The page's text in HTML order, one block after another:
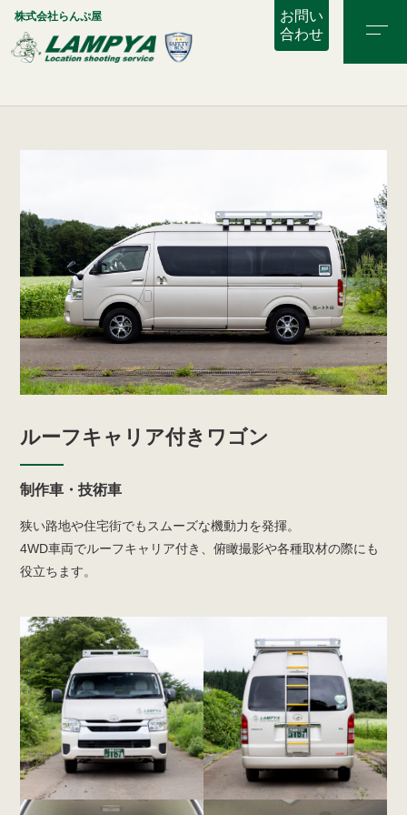
株式会社らんぷ屋
お問い
合わせ
ルーフキャリア付きワゴン
制作車・技術車
狭い路地や住宅街でもスムーズな機動力を発揮。
4WD車両でルーフキャリア付き、俯瞰撮影や各種取材の際にも
役立ちます。